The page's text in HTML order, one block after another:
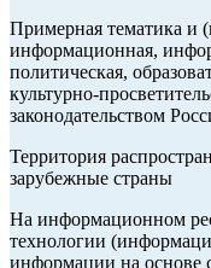
Примерная тематика и
информационная,
политическая,
культурно-
законодательством
Территория
зарубежные страны
На информационном
технологии
информации на основе